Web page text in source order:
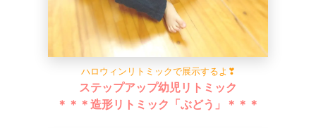
ハロウィンリトミックで展示するよ❣
ステップアップ幼児リトミック
＊＊＊造形リトミック「ぶどう」＊＊＊